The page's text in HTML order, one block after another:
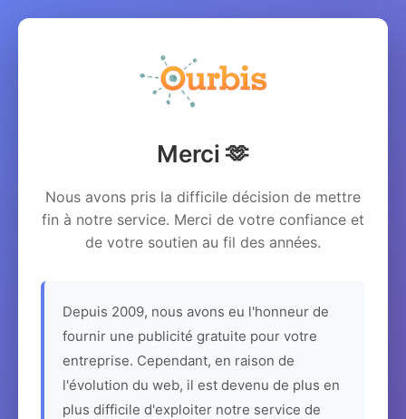
Merci 🫶
Nous avons pris la difficile décision de mettre
fin à notre service. Merci de votre confiance et
de votre soutien au fil des années.
Depuis 2009, nous avons eu l'honneur de
fournir une publicité gratuite pour votre
entreprise. Cependant, en raison de
l'évolution du web, il est devenu de plus en
plus difficile d'exploiter notre service de